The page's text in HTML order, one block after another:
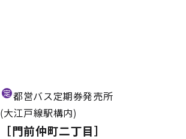
都営バス定期券発売所
(大江戸線駅構内)
［門前仲町二丁目］